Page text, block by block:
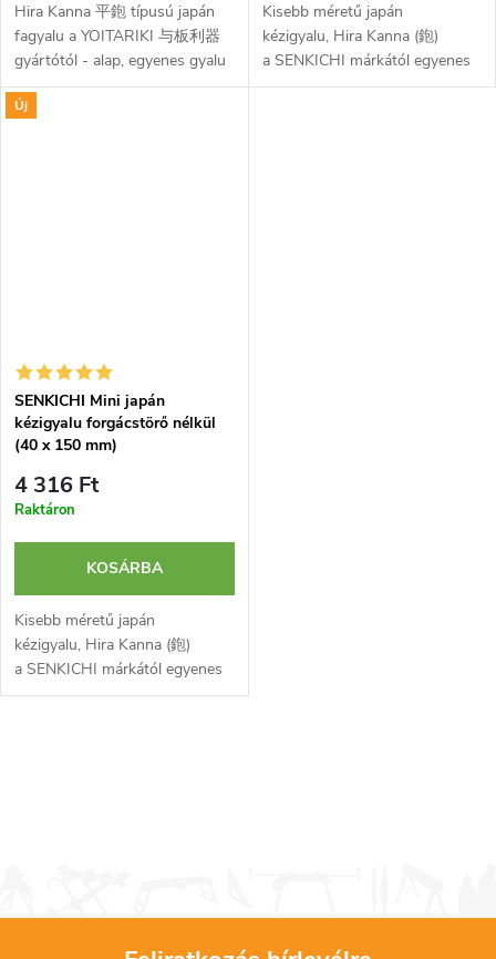
Hira Kanna 平鉋 típusú japán
fagyalu a YOITARIKI 与板利器
gyártótól - alap, egyenes gyalu
szimpla famegmunkáláshoz.
Edzett szénacélból készült, 37
Kisebb méretű japán
kézigyalu, Hira Kanna (鉋)
a SENKICHI márkától egyenes
pengével fa általános
Új
SENKICHI Mini japán
kézigyalu forgácstörő nélkül
(40 x 150 mm)
4 316 Ft
Raktáron
KOSÁRBA
Kisebb méretű japán
kézigyalu, Hira Kanna (鉋)
a SENKICHI márkától egyenes
pengével fa általános